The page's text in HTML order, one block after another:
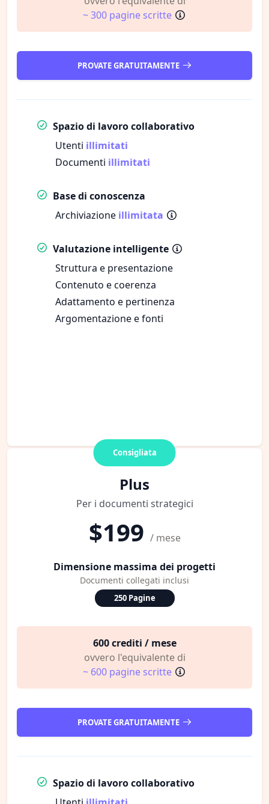
~ 300 pagine scritte
PROVATE GRATUITAMENTE
Spazio di lavoro collaborativo
Utenti illimitati
Documenti illimitati
Base di conoscenza
Archiviazione illimitata
Valutazione intelligente
Struttura e presentazione
Contenuto e coerenza
Adattamento e pertinenza
Argomentazione e fonti
Consigliata
Plus
Per i documenti strategici
$199 / mese
Dimensione massima dei progetti
Documenti collegati inclusi
250 Pagine
600 crediti / mese
ovvero l'equivalente di
~ 600 pagine scritte
PROVATE GRATUITAMENTE
Spazio di lavoro collaborativo